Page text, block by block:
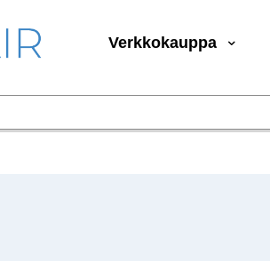
Verkkokauppa